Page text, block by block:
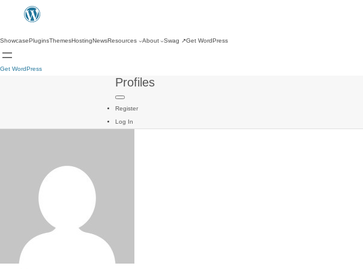
ShowcasePluginsThemesHostingNewsResources About Swag ↗Get WordPress
Get WordPress
Profiles
Register
Log In